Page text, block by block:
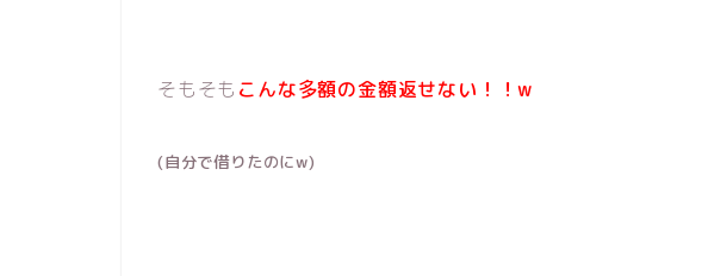
そもそも こんな多額の金額返せない！！w
(自分で借りたのにw)